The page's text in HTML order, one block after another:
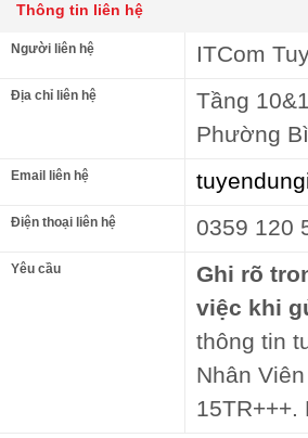
Thông tin liên hệ
Người liên hệ ITCom
Địa chỉ liên hệ
Tầng
Phường
Email liên hệ
Điện thoại liên hệ 0359 120
Yêu cầu
Ghi rõ
việc khi
thông tin
Nhân
15TR+++.